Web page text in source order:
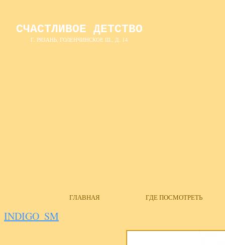
СЧАСТЛИВОЕ ДЕТСТВО
Г. РЯЗАНЬ, ГОЛЕНЧИНСКОЕ Ш., Д. 14
ГЛАВНАЯ ГДЕ ПОСМОТРЕТЬ
INDIGO_SM